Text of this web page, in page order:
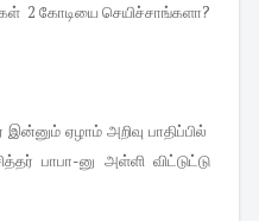
2 கோடியை செயிச்சாங்களா?
ஏழாம் அறிவு பாதிப்பில்
பாபா-னு அள்ளி விட்டுட்டு